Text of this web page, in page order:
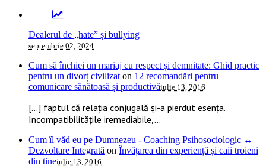
Dealerul de „hate” și bullying
septembrie 02, 2024
Cum să închiei un mariaj cu respect și demnitate: Ghid practic
pentru un divorț civilizat on 12 recomandări pentru
comunicare sănătoasă și productivăiulie 13, 2016
[…] faptul că relația conjugală și-a pierdut esența.
Incompatibilitățile iremediabile,...
Cum îl văd eu pe Dumnezeu - Coaching Psihosociologic ↔
Dezvoltare Integrată on Învățarea din experiență și caii troieni
din tineiulie 13, 2016